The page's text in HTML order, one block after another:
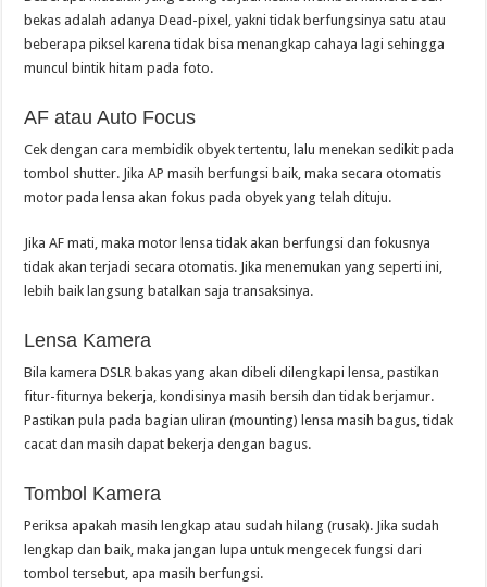
bekas adalah adanya Dead-pixel, yakni tidak berfungsinya satu atau
beberapa piksel karena tidak bisa menangkap cahaya lagi sehingga
muncul bintik hitam pada foto.
AF atau Auto Focus
Cek dengan cara membidik obyek tertentu, lalu menekan sedikit pada
tombol shutter. Jika AP masih berfungsi baik, maka secara otomatis
motor pada lensa akan fokus pada obyek yang telah dituju.
Jika AF mati, maka motor lensa tidak akan berfungsi dan fokusnya
tidak akan terjadi secara otomatis. Jika menemukan yang seperti ini,
lebih baik langsung batalkan saja transaksinya.
Lensa Kamera
Bila kamera DSLR bakas yang akan dibeli dilengkapi lensa, pastikan
fitur-fiturnya bekerja, kondisinya masih bersih dan tidak berjamur.
Pastikan pula pada bagian uliran (mounting) lensa masih bagus, tidak
cacat dan masih dapat bekerja dengan bagus.
Tombol Kamera
Periksa apakah masih lengkap atau sudah hilang (rusak). Jika sudah
lengkap dan baik, maka jangan lupa untuk mengecek fungsi dari
tombol tersebut, apa masih berfungsi.